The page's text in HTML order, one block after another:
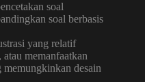
soal
soal berbasis
yang relatif
memanfaatkan
desain